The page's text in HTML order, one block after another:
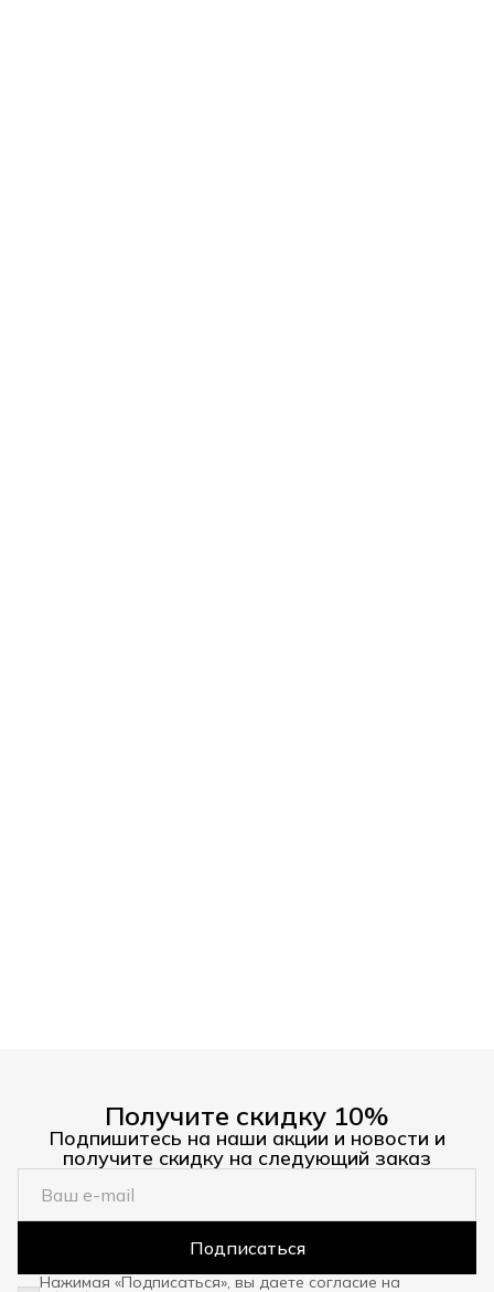
Получите скидку 10%
Подпишитесь на наши акции и новости и
получите скидку на следующий заказ
Подписаться
Нажимая «Подписаться», вы даете согласие на